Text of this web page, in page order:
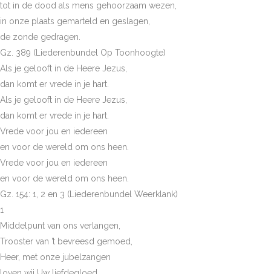
tot in de dood als mens gehoorzaam wezen,
in onze plaats gemarteld en geslagen,
de zonde gedragen.
Gz. 389 (Liederenbundel Op Toonhoogte)
Als je gelooft in de Heere Jezus,
dan komt er vrede in je hart.
Als je gelooft in de Heere Jezus,
dan komt er vrede in je hart.
Vrede voor jou en iedereen
en voor de wereld om ons heen.
Vrede voor jou en iedereen
en voor de wereld om ons heen.
Gz. 154: 1, 2 en 3 (Liederenbundel Weerklank)
1
Middelpunt van ons verlangen,
Trooster van ’t bevreesd gemoed,
Heer, met onze jubelzangen